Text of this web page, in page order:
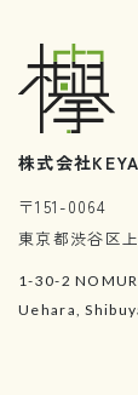
株式会社
〒151-0064
東京都渋谷区
1-30-2
Uehara,